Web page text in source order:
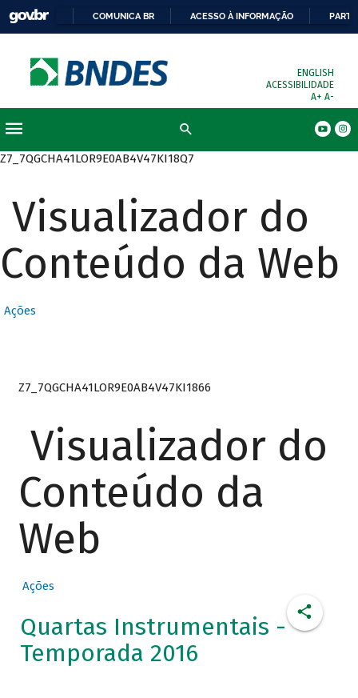
COMUNICA BR ACESSO À INFORMAÇÃO
ENGLISH
ACESSIBILIDADE
A+ A-
Z7_7QGCHA41LOR9E0AB4V47KI18Q7
Visualizador do
Conteúdo da Web
Ações
Z7_7QGCHA41LOR9E0AB4V47KI1866
Visualizador do
Conteúdo da
Web
Ações
Quartas Instrumentais -
Temporada 2016